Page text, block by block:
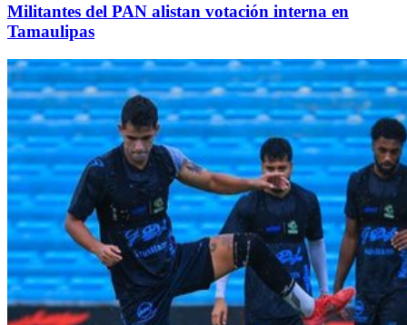
Militantes del PAN alistan votación interna en
Tamaulipas